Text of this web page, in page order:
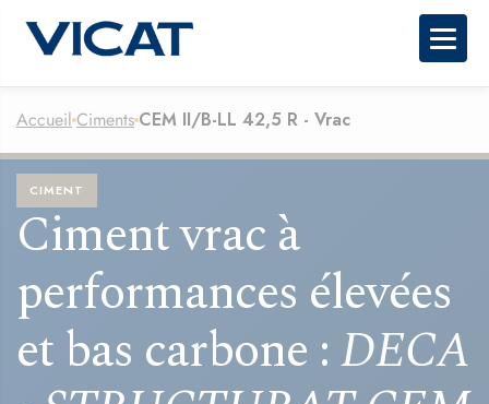
Accueil Ciments CEM II/B-LL 42,5 R - Vrac
CIMENT
Ciment vrac à
performances élevées
et bas carbone :DECA